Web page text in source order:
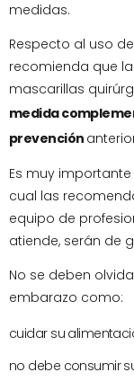
medidas.
Respecto al uso
recomienda que
mascarillas
medida
prevención
Es muy
cual las
equipo de
atiende, serán de
No se deben
embarazo como:
cuidar su
no debe consumir